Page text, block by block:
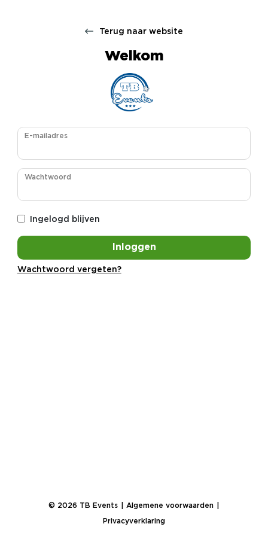
Terug naar website
Welkom
E-mailadres
Wachtwoord
Ingelogd blijven
Inloggen
Wachtwoord vergeten?
© 2026 TB Events Algemene voorwaarden
Privacyverklaring